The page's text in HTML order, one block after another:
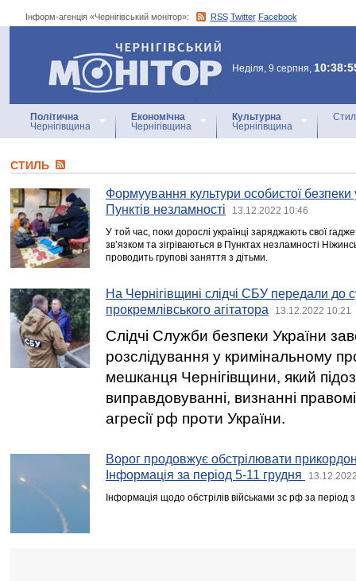
Інформ-агенція «Чернігівський монітор»: RSS Twitter Facebook
Інформ-агенція
«Чернігівський монітор»
Неділя, 9 серпня,
Політична
Чернігівщина
Економічна
Чернігівщина
Культурна
Чернігівщина
СТИЛЬ
Формуування культури особистої безпеки
Пунктів незламності
13.12.2022 10:46
У той час, поки дорослі українці заряджають свої
зв’язком та зігріваються в Пунктах незламності
проводить групові заняття з дітьми.
На Чернігівщині слідчі СБУ передали до
прокремлівського агітатора
13.12.2022 10:21
Слідчі Служби безпеки України
розслідування у кримінальному
мешканця Чернігівщини, який
виправдовуванні, визнанні
агресії рф проти України.
Ворог продовжує обстрілювати
Інформація за період 5-11 грудня
Інформація щодо обстрілів військами зс рф за період